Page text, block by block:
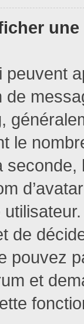
de
le
de
pouvez
et